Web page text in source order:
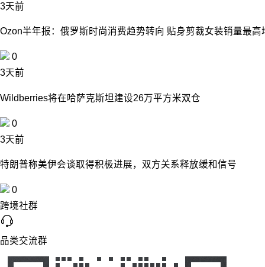
3天前
Ozon半年报：俄罗斯时尚消费趋势转向 贴身剪裁女装销量最高
0
3天前
Wildberries将在哈萨克斯坦建设26万平方米双仓
0
3天前
特朗普称美伊会谈取得积极进展，双方关系释放缓和信号
0
跨境社群
品类交流群